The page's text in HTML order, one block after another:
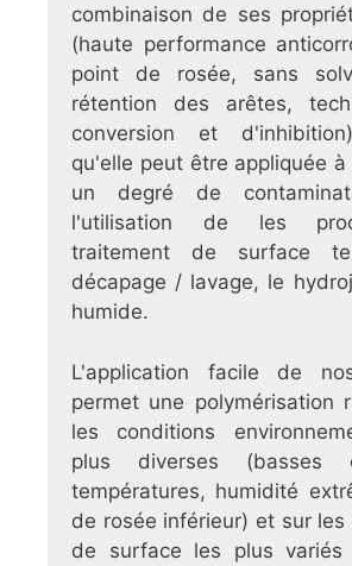
combinaison de ses
(haute performance
point de rosée, sans
rétention des arêtes,
conversion et
qu'elle peut être appliquée
un degré de
l'utilisation de les
traitement de surface
décapage / lavage, le
humide.
L'application facile de
permet une polymérisation
les conditions
plus diverses (basses
températures, humidité
de rosée inférieur) et sur
de surface les plus variés